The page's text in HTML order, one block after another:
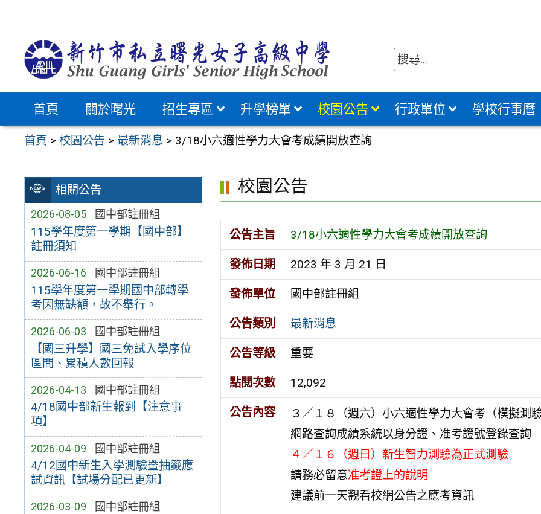
首頁 關於曙光 招生專區 升學榜單 校園公告 行政單位 學校行事曆
首頁 >校園公告 > 最新消息 > 3/18小六適性學力大會考成績開放查詢
相關公告
2026-08-05 國中部註冊組
115學年度第一學期【國中部】
註冊須知
2026-06-16 國中部註冊組
115學年度第一學期國中部轉學
考因無缺額，故不舉行。
2026-06-03 國中部註冊組
【國三升學】國三免試入學序位
區間、累積人數回報
2026-04-13 國中部註冊組
4/18國中部新生報到【注意事
項】
2026-04-09 國中部註冊組
4/12國中新生入學測驗暨抽籤應
試資訊【試場分配已更新】
2026-03-09 國中部註冊組
校園公告
公告主旨 3/18小六適性學力大會考成績開放查詢
發佈日期 2023 年 3 月 21 日
發佈單位 國中部註冊組
公告類別 最新消息
公告等級 重要
點閱次數 12,092
公告內容
３／１８（週六）小六適性學力大會考（模擬測
網路查詢成績系統以身分證、准考證號登錄查詢
４／１６（週日）新生智力測驗為正式測驗
請務必留意准考證上的說明
建議前一天觀看校網公告之應考資訊